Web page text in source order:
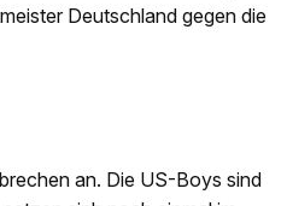
Deutschland gegen die
an. Die US-Boys sind